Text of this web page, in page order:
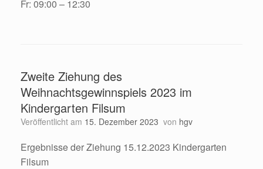
Fr: 09:00 – 12:30
Zweite Ziehung des
Weihnachtsgewinnspiels 2023 im
Kindergarten Filsum
Veröffentlicht am 15. Dezember 2023 von hgv
Ergebnisse der Ziehung 15.12.2023 Kindergarten
Filsum